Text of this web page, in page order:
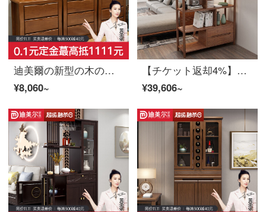
迪美爾の新型の木の斗の箱の中国式の斗の箱の玄関の食器棚は引き出しの戸棚の台所の戸棚を収納します。
¥8,060~
【チケット返却4%】慕尼思丹間庁の二重棚棚棚棚棚棚棚棚棚棚棚棚棚棚棚棚棚棚の木枠玄関棚の木仕切り棚【輸入白蝋木】
¥39,606~